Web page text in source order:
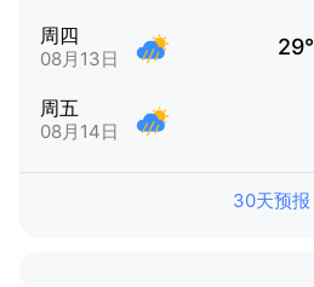
周四
08月13日 29°
周五
08月14日
30天预报